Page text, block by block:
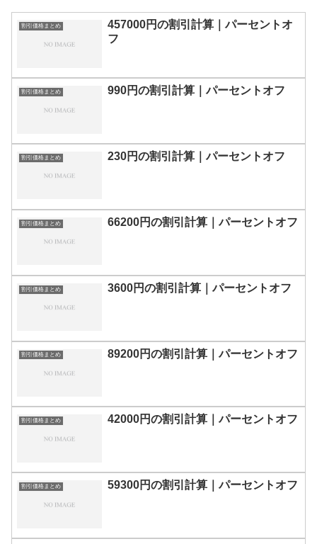
割引価格まとめ
457000円の割引計算｜パーセントオ
フ
割引価格まとめ 990円の割引計算｜パーセントオフ
割引価格まとめ 230円の割引計算｜パーセントオフ
割引価格まとめ 66200円の割引計算｜パーセントオフ
割引価格まとめ 3600円の割引計算｜パーセントオフ
割引価格まとめ 89200円の割引計算｜パーセントオフ
割引価格まとめ 42000円の割引計算｜パーセントオフ
割引価格まとめ 59300円の割引計算｜パーセントオフ